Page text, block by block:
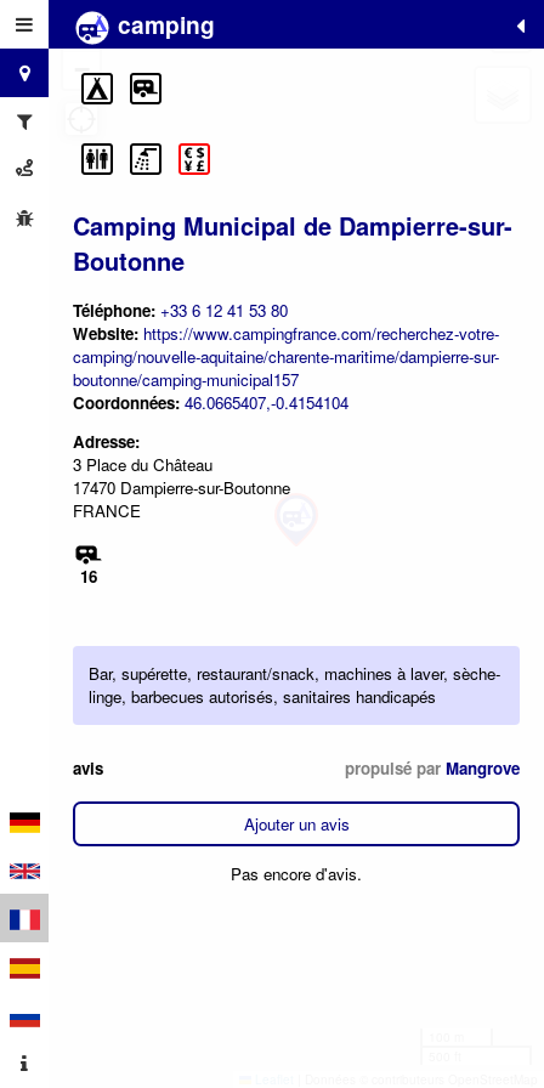
camping
Camping Municipal de Dampierre-sur-
Boutonne
Téléphone: +33 6 12 41 53 80
Website: https://www.campingfrance.com/recherchez-votre-
camping/nouvelle-aquitaine/charente-maritime/dampierre-sur-
boutonne/camping-municipal157
Coordonnées: 46.0665407,-0.4154104
Adresse:
3 Place du Château
17470 Dampierre-sur-Boutonne
FRANCE
16
Bar, supérette, restaurant/snack, machines à laver, sèche-
linge, barbecues autorisés, sanitaires handicapés
avis propulsé par Mangrove
Ajouter un avis
Pas encore d'avis.
+
−